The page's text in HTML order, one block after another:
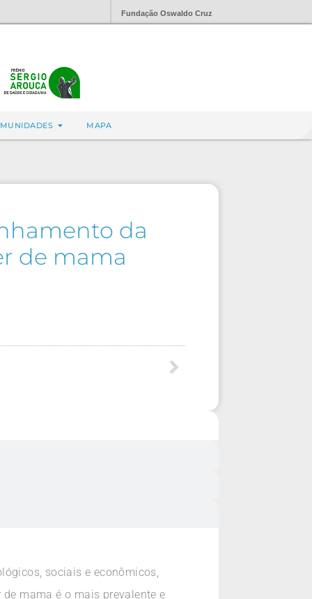
Fundação Oswaldo Cruz
MAPA
da
de mama
sociais e econômicos,
mama é o mais prevalente e